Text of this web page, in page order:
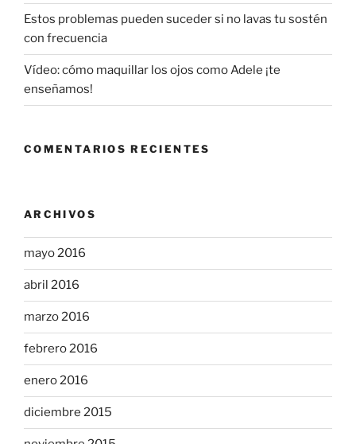
Estos problemas pueden suceder si no lavas tu sostén
con frecuencia
Vídeo: cómo maquillar los ojos como Adele ¡te
enseñamos!
COMENTARIOS RECIENTES
ARCHIVOS
mayo 2016
abril 2016
marzo 2016
febrero 2016
enero 2016
diciembre 2015